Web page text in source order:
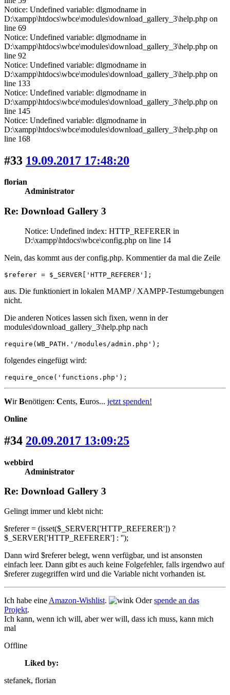
Notice: Undefined variable: dlgmodname in
D:\xampp\htdocs\wbce\modules\download_gallery_3\help.php on
line 69
Notice: Undefined variable: dlgmodname in
D:\xampp\htdocs\wbce\modules\download_gallery_3\help.php on
line 92
Notice: Undefined variable: dlgmodname in
D:\xampp\htdocs\wbce\modules\download_gallery_3\help.php on
line 133
Notice: Undefined variable: dlgmodname in
D:\xampp\htdocs\wbce\modules\download_gallery_3\help.php on
line 145
Notice: Undefined variable: dlgmodname in
D:\xampp\htdocs\wbce\modules\download_gallery_3\help.php on
line 168
#33 19.09.2017 17:48:20
florian
Administrator
Re: Download Gallery 3
Notice: Undefined index: HTTP_REFERER in
D:\xampp\htdocs\wbce\config.php on line 14
Nein, das kommt aus der config.php. Kommentier da mal die Zeile
$referer = $_SERVER['HTTP_REFERER'];
aus. Die funktioniert in lokalen MAMP / XAMPP-Testumgebungen
nicht.
Die anderen Notices lassen sich fixen, wenn in der
modules\download_gallery_3\help.php nach
require(WB_PATH.'/modules/admin.php');
folgendes eingefügt wird:
require_once('functions.php');
WirBenötigen: Cents, Euros... jetzt spenden!
Online
#34 20.09.2017 13:09:25
webbird
Administrator
Re: Download Gallery 3
Gelingt immer und klebt nicht:
$referer = (isset($_SERVER['HTTP_REFERER']) ?
$_SERVER['HTTP_REFERER'] : '');
Dann wird $referer belegt, wenn verfügbar, und ist ansonsten
einfach leer. Dann gibt es auch keine Folgefehler, falls irgendwo auf
$referer zugegriffen wird und die Variable nicht vorhanden ist.
Ich habe eine Amazon-Wishlist. Oderspende an das
Projekt.
Ich kann, wenn ich will, aber wer will, dass ich muss, kann mich
mal
Offline
Liked by:
stefanek, florian